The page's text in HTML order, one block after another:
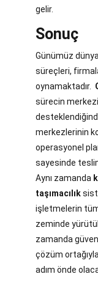
gelir.
Sonuç
Günümüz
süreçleri,
oynamaktadır.
sürecin
merkezlerinin
operasyonel
sayesinde
Aynı zamanda
taşımacılık
işletmelerin
zeminde
zamanda
çözüm
adım önde